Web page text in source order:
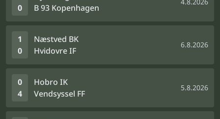
0
B 93 Kopenhagen
1
0
Næstved BK
Hvidovre IF
6.8.2026
0
4
Hobro IK
Vendsyssel FF
5.8.2026